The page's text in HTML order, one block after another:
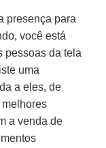
presença para
você está
pessoas da tela
uma
a eles, de
a venda de